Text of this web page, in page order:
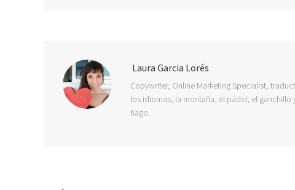
Laura Garcia Lorés
Copywriter, Online Marketing Specialist,
los idiomas, la montaña, el pádel, el ganchillo
hago.